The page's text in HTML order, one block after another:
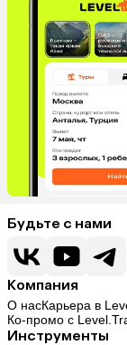
Будьте с нами
Компания
О насКарьера в
Ко-промо с
Инструменты